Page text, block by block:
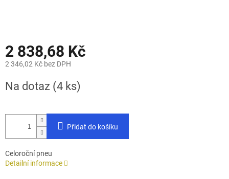
2 838,68 Kč
2 346,02 Kč bez DPH
cena:
Na dotaz (4 ks)
Přidat do košíku
Celoroční pneu
Detailní informace